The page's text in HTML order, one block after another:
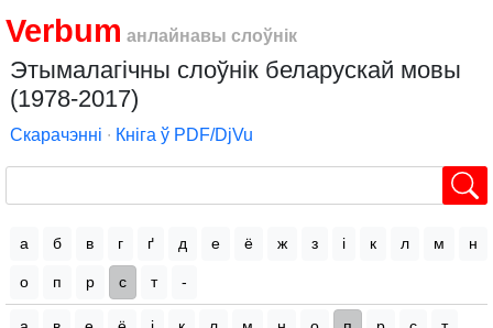
Verbum анлайнавы слоўнік
Этымалагічны слоўнік беларускай мовы
(1978-2017)
Скарачэнні ∙ Кніга ў PDF/DjVu
а б в г ґ д е ё ж з і к л м н
о п р с т -